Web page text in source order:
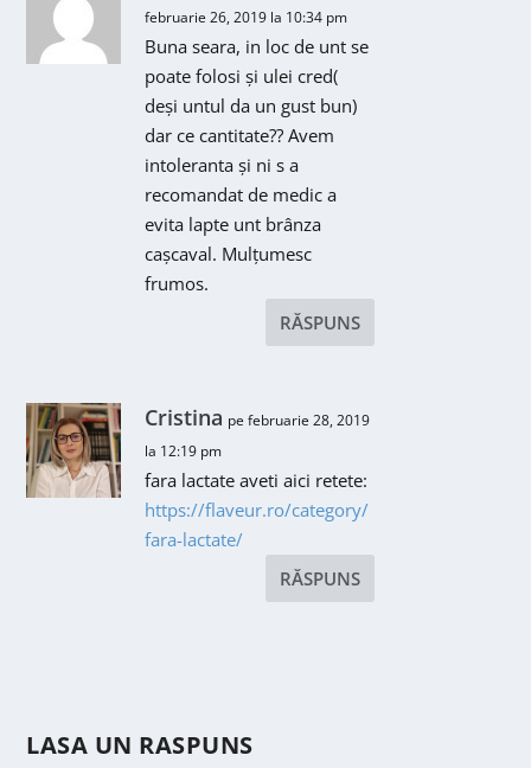
februarie 26, 2019 la 10:34 pm
Buna seara, in loc de unt se
poate folosi și ulei cred(
deși untul da un gust bun)
dar ce cantitate?? Avem
intoleranta și ni s a
recomandat de medic a
evita lapte unt brânza
cașcaval. Mulțumesc
frumos.
RĂSPUNS
Cristina pe februarie 28, 2019
la 12:19 pm
fara lactate aveti aici retete:
https://flaveur.ro/category/
fara-lactate/
RĂSPUNS
LASA UN RASPUNS